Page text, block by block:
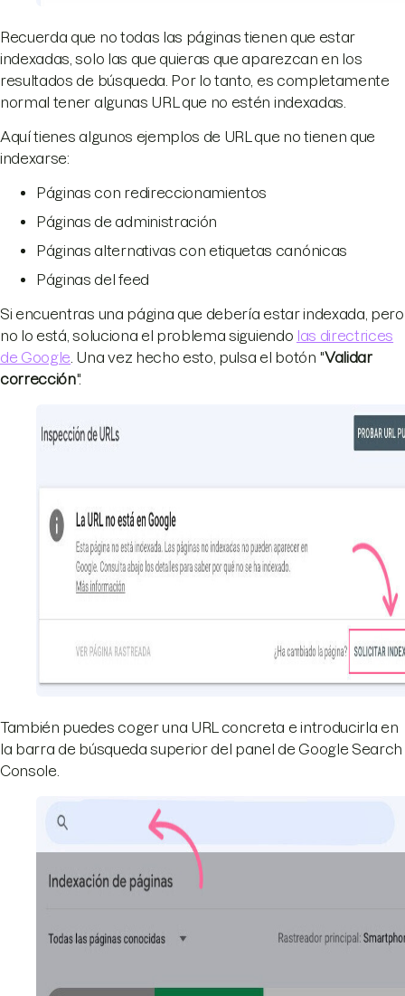
Recuerda que no todas las páginas tienen que estar
indexadas, solo las que quieras que aparezcan en los
resultados de búsqueda. Por lo tanto, es completamente
normal tener algunas URL que no estén indexadas.
Aquí tienes algunos ejemplos de URL que no tienen que
indexarse:
Páginas con redireccionamientos
Páginas de administración
Páginas alternativas con etiquetas canónicas
Páginas del feed
Si encuentras una página que debería estar indexada, pero
no lo está, soluciona el problema siguiendo las directrices
de Google . Una vez hecho esto, pulsa el botón "Validar
corrección".
También puedes coger una URL concreta e introducirla en
la barra de búsqueda superior del panel de Google Search
Console.